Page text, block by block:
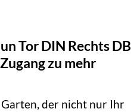
Tor DIN Rechts DB
zu mehr
der nicht nur Ihr